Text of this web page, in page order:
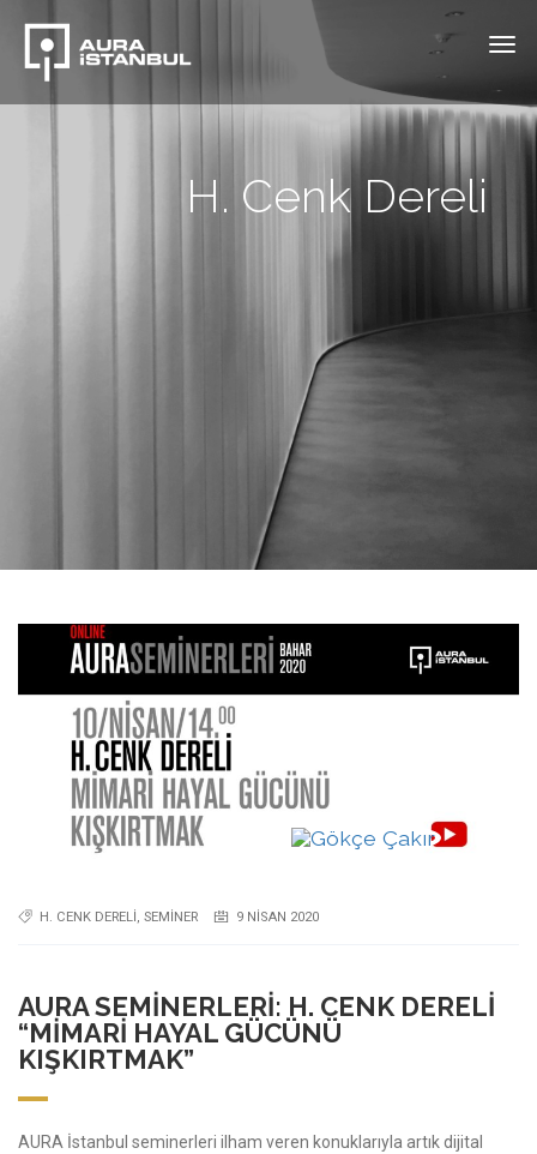
H. CENK DERELI SEMINER 9 NISAN 2020
AURA SEMINERLERI: H. CENK DERELI
“MIMARI HAYAL GÜCÜNÜ
KIŞKIRTMAK”
AURA İstanbul seminerleri ilham veren konuklarıyla artık dijital